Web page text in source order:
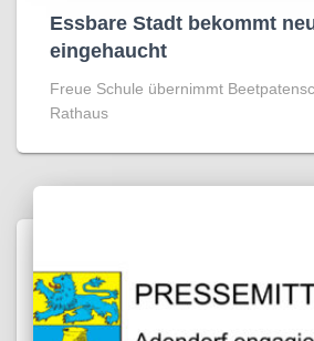
Essbare Stadt bekommt
eingehaucht
Freue Schule übernimmt
Rathaus